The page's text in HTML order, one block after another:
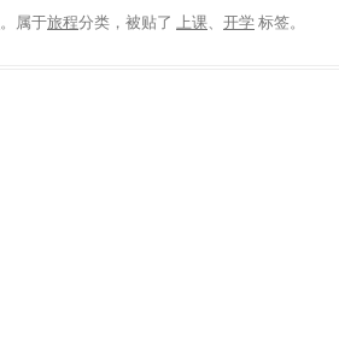
。属于旅程分类，被贴了 上课、 开学标签。